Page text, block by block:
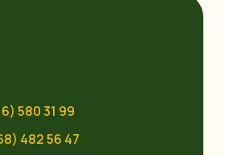
580 31 99
482 56 47